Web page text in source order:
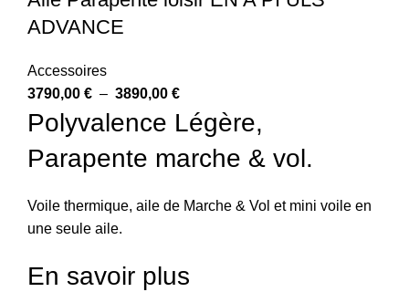
ADVANCE
Accessoires
3790,00 € – 3890,00 €
Polyvalence Légère,
Parapente marche & vol.
Voile thermique, aile de Marche & Vol et mini voile en
une seule aile.
En savoir plus